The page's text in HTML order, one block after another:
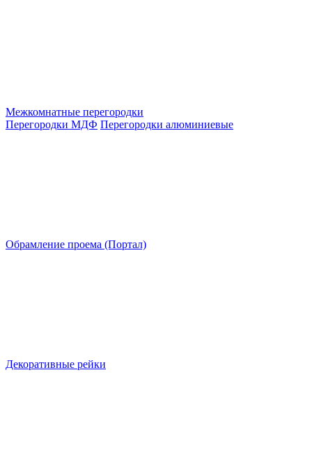
Межкомнатные перегородки
Перегородки МДФ Перегородки алюминиевые
Обрамление проема (Портал)
Декоративные рейки